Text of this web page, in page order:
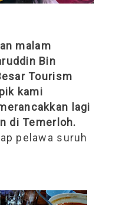
malam
Bin
Tourism
kami
lagi
di Temerloh.
pelawa suruh